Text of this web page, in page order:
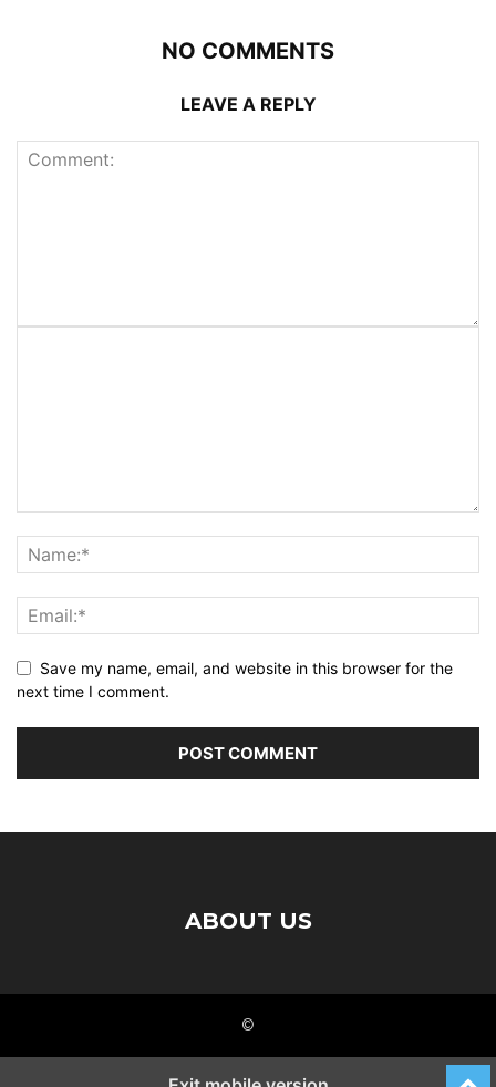
NO COMMENTS
LEAVE A REPLY
Save my name, email, and website in this browser for the
next time I comment.
ABOUT US
©